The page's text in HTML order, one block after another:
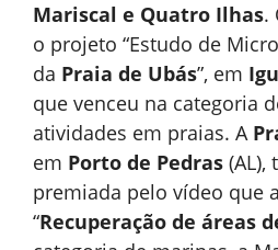
Mariscal e Quatro Ilhas.
o projeto “Estudo de
da Praia de Ubás”, em
que venceu na categoria
atividades em praias. A
em Porto de Pedras (AL),
premiada pelo vídeo que
“Recuperação de áreas